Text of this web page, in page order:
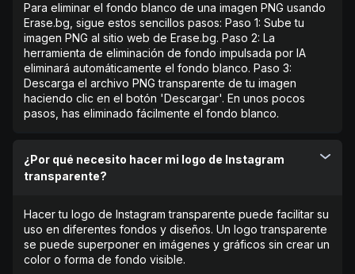
Para eliminar el fondo blanco de una imagen PNG usando
Erase.bg, sigue estos sencillos pasos: Paso 1: Sube tu
imagen PNG al sitio web de Erase.bg. Paso 2: La
herramienta de eliminación de fondo impulsada por IA
eliminará automáticamente el fondo blanco. Paso 3:
Descarga el archivo PNG transparente de tu imagen
haciendo clic en el botón 'Descargar'. En unos pocos
pasos, has eliminado fácilmente el fondo blanco.
¿Por qué necesito hacer mi logo de Instagram
transparente?
Hacer tu logo de Instagram transparente puede facilitar su
uso en diferentes fondos y diseños. Un logo transparente
se puede superponer en imágenes y gráficos sin crear un
color o forma de fondo visible.